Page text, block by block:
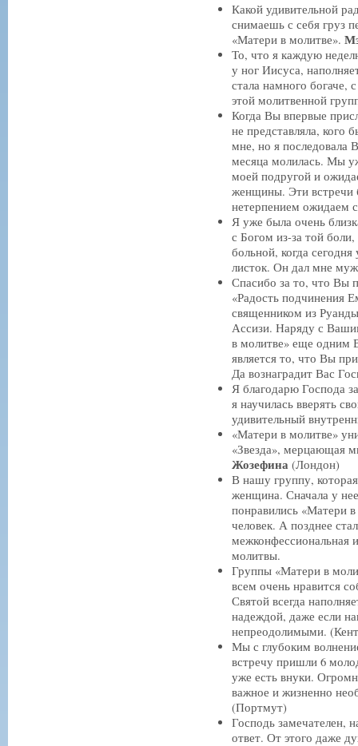
Какой удивительной
снимаешь с себя груз
«Матери в молитве».
То, что я каждую
у ног Иисуса,
стала намного богаче,
этой молитвенной
Когда Вы впервые
не представляла, кого
мне, но я последовала
месяца молилась. Мы
моей подругой и
женщины. Эти встречи
нетерпением
Я уже была очень
с Богом из-за той
больной, когда
листок. Он дал мне
Спасибо за то, что Вы
«Радость подчинения
священником из
Ассизи. Наряду с
в молитве» еще
является то, что Вы
Да вознаградит Вас
Я благодарю Господа
я научилась вверять
удивительный
«Матери в молитве»
«Звезда», мерцающая
Жозефина (Лондон)
В нашу группу,
женщина. Сначала у
понравились «Матери
человек. А позднее
межконфессиональная
молитвы.
Группы «Матери в
всем очень нравится
Святой всегда
надеждой, даже если
непреодолимыми.
Мы с глубоким
встречу пришли 6
уже есть внуки.
важное и жизненно
(Портмут)
Господь замечателен,
ответ. От этого даже